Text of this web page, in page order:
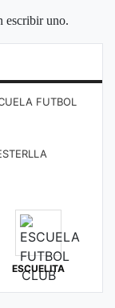
escribir uno.
FUTBOL
ESCUELITA